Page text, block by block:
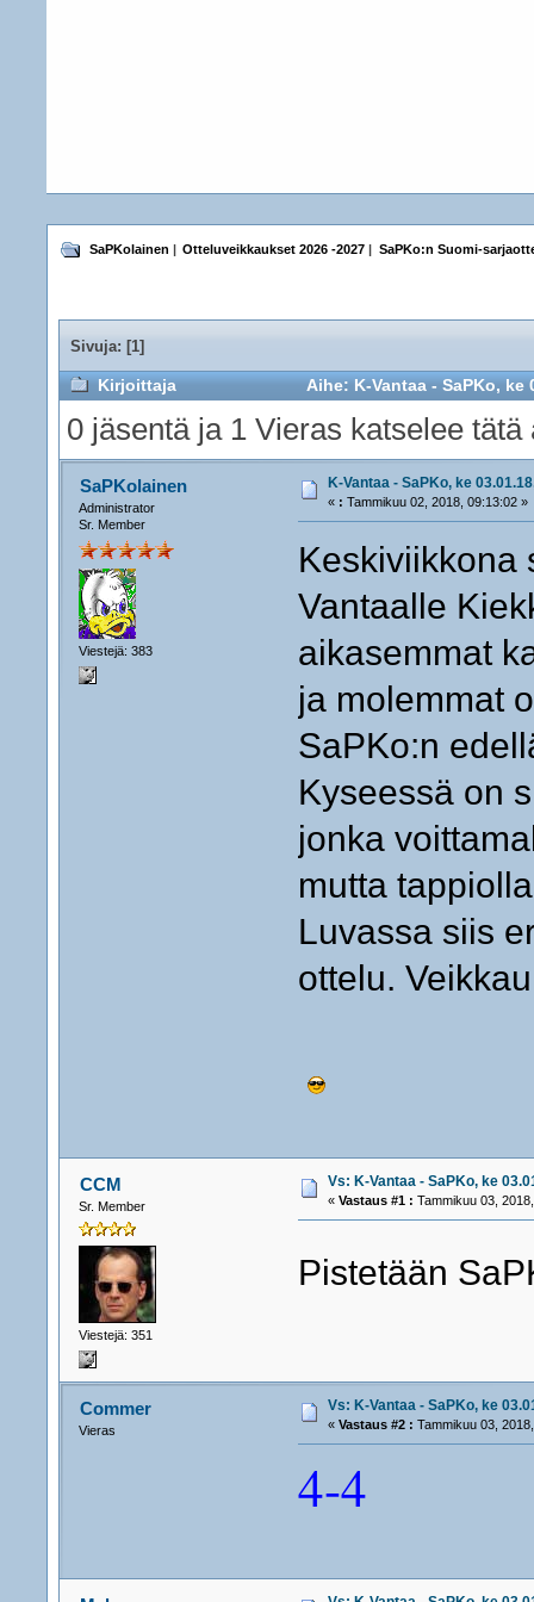
SaPKolainen | Otteluveikkaukset 2026 -2027 | SaPKo:n Suomi-
Sivuja: [1]
Kirjoittaja Aihe: K-Vantaa - SaPKo,
0 jäsentä ja 1 Vieras katselee tätä
SaPKolainen
Administrator
Sr. Member
Viestejä: 383
K-Vantaa - SaPKo, ke
« : Tammikuu 02, 2018, 09:13:02 »
Keskiviikkona
Vantaalle
aikasemmat
ja molemmat
SaPKo:n
Kyseessä on
jonka
mutta
Luvassa siis
ottelu.
CCM
Sr. Member
Viestejä: 351
Vs: K-Vantaa - SaPKo, ke
«Vastaus #1 : Tammikuu 03,
Pistetään
Commer
Vieras
Vs: K-Vantaa - SaPKo, ke
«Vastaus #2 : Tammikuu 03,
4-4